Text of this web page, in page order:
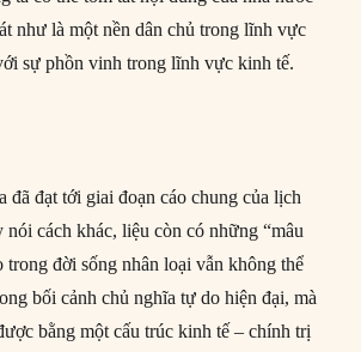
như là một nền dân chủ trong lĩnh vực
sự phồn vinh trong lĩnh vực kinh tế.
đã đạt tới giai đoạn cáo chung của lịch
nói cách khác, liệu còn có những “mâu
trong đời sống nhân loại vẫn không thể
bối cảnh chủ nghĩa tự do hiện đại, mà
bằng một cấu trúc kinh tế – chính trị